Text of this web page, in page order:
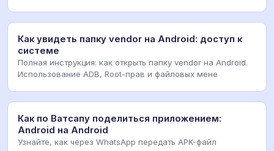
Как увидеть папку vendor на Android: доступ к
системе
Полная инструкция: как открыть папку vendor на Android.
Использование ADB, Root-прав и файловых мене
Как по Ватсапу поделиться приложением:
Android на Android
Узнайте, как через WhatsApp передать APK-файл